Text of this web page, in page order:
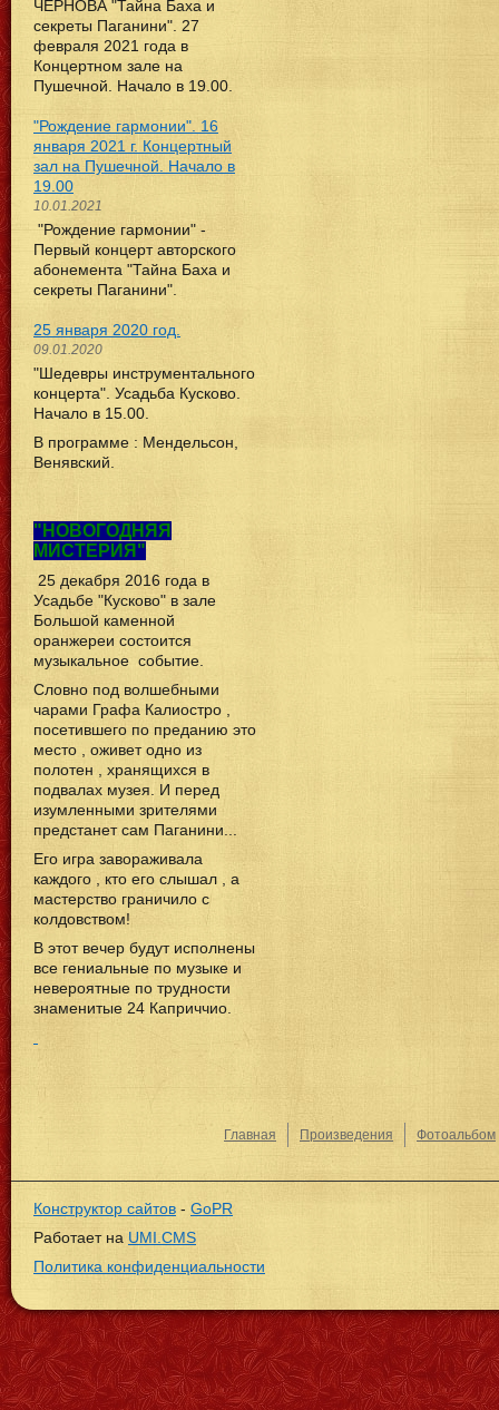
ЧЕРНОВА "Тайна Баха и
секреты Паганини". 27
февраля 2021 года в
Концертном зале на
Пушечной. Начало в 19.00.
"Рождение гармонии". 16
января 2021 г. Концертный
зал на Пушечной. Начало в
19.00
10.01.2021
"Рождение гармонии" -
Первый концерт авторского
абонемента "Тайна Баха и
секреты Паганини".
25 января 2020 год.
09.01.2020
"Шедевры инструментального
концерта". Усадьба Кусково.
Начало в 15.00.
В программе : Мендельсон,
Венявский.
"НОВОГОДНЯЯ
МИСТЕРИЯ"
25 декабря 2016 года в
Усадьбе "Кусково" в зале
Большой каменной
оранжереи состоится
музыкальное событие.
Словно под волшебными
чарами Графа Калиостро ,
посетившего по преданию это
место , оживет одно из
полотен , хранящихся в
подвалах музея. И перед
изумленными зрителями
предстанет сам Паганини...
Его игра завораживала
каждого , кто его слышал , а
мастерство граничило с
колдовством!
В этот вечер будут исполнены
все гениальные по музыке и
невероятные по трудности
знаменитые 24 Каприччио.
Главная Произведения Фотоальбом
Конструктор сайтов - GoPR
Работает на UMI.CMS
Политика конфиденциальности